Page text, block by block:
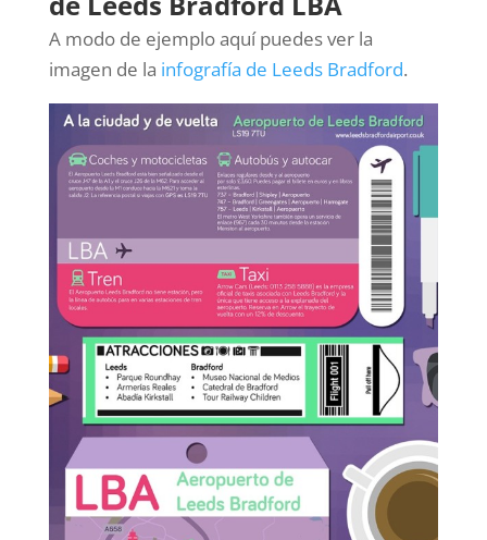
A modo de ejemplo aquí puedes ver la
imagen de la infografía de Leeds Bradford.